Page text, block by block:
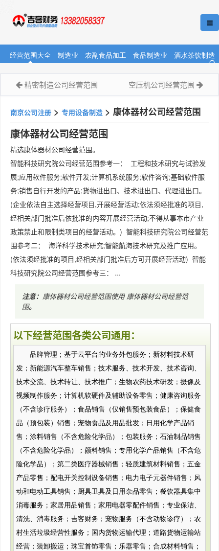
经营范围大全 制造业 农副食品加工 食品制造业 酒水茶饮制造
精密制造公司经营范围 空压机公司经营范围
南京公司注册 > 专用设备制造 > 康体器材公司经营范围
康体器材公司经营范围
精选康体器材公司经营范围。
智能科技研究院公司经营范围参考一： 工程和技术研究与试验发
展;应用软件服务;软件开发;计算机系统服务;软件咨询;基础软件服
务;销售自行开发的产品;货物进出口、技术进出口、代理进出口。
(企业依法自主选择经营项目,开展经营活动;依法须经批准的项目,
经相关部门批准后依批准的内容开展经营活动;不得从事本市产业
政策禁止和限制类项目的经营活动。) 智能科技研究院公司经营范
围参考二： 海洋科学技术研究;智能航海技术研究及推广应用。
(依法须经批准的项目,经相关部门批准后方可开展经营活动) 智能
科技研究院公司经营范围参考三： ...
注意： 康体器材公司经营范围使用 康体器材公司经营范
围。
以下经营范围各类公司通用：
品牌管理；基于云平台的业务外包服务；新材料技术研
发；新能源汽车整车销售；技术服务、技术开发、技术咨询、
技术交流、技术转让、技术推广；生物农药技术研发；摄像及
视频制作服务；计算机软硬件及辅助设备零售；健康咨询服务
（不含诊疗服务）；食品销售（仅销售预包装食品）；保健食
品（预包装）销售；宠物食品及用品批发；日用化学产品销
售；涂料销售（不含危险化学品）；包装服务；石油制品销售
（不含危险化学品）；颜料销售；专用化学产品销售（不含危
险化学品）；第二类医疗器械销售；轻质建筑材料销售；五金
产品零售；配电开关控制设备销售；电力电子元器件销售；风
动和电动工具销售；厨具卫具及日用杂品零售；餐饮器具集中
消毒服务；家居用品销售；家用电器零配件销售；专业保洁、
清洗、消毒服务；吉客财务；宠物服务（不含动物诊疗）；农
村生活垃圾经营性服务；国内货物运输代理；道路货物运输站
经营；装卸搬运；珠宝首饰零售；乐器零售；合成材料销售；